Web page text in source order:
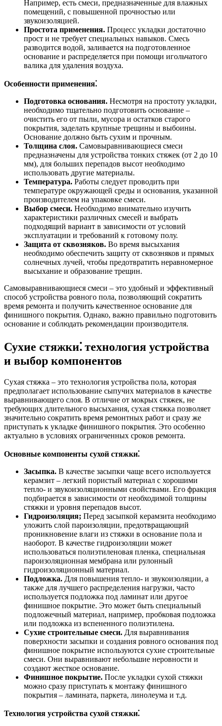
Например, есть смеси, предназначенные для влажных
помещений, с повышенной прочностью или
звукоизоляцией.
Простота применения. Процесс укладки достаточно
прост и не требует специальных навыков. Смесь
разводится водой, заливается на подготовленное
основание и распределяется при помощи игольчатого
валика для удаления воздуха.
Особенности применения⁚
Подготовка основания. Несмотря на простоту укладки,
необходимо тщательно подготовить основание –
очистить его от пыли, мусора и остатков старого
покрытия, заделать крупные трещины и выбоины.
Основание должно быть сухим и прочным.
Толщина слоя. Самовыравнивающиеся смеси
предназначены для устройства тонких стяжек (от 2 до 10
мм), для больших перепадов высот необходимо
использовать другие материалы.
Температура. Работы следует проводить при
температуре окружающей среды и основания, указанной
производителем на упаковке смеси.
Выбор смеси. Необходимо внимательно изучить
характеристики различных смесей и выбрать
подходящий вариант в зависимости от условий
эксплуатации и требований к готовому полу.
Защита от сквозняков. Во время высыхания
необходимо обеспечить защиту от сквозняков и прямых
солнечных лучей, чтобы предотвратить неравномерное
высыхание и образование трещин.
Самовыравнивающиеся смеси – это удобный и эффективный
способ устройства ровного пола, позволяющий сократить
время ремонта и получить качественное основание для
финишного покрытия. Однако, важно правильно подготовить
основание и соблюдать рекомендации производителя.
Сухие стяжки⁚ технология устройства
и выбор компонентов
Сухая стяжка – это технология устройства пола, которая
предполагает использование сыпучих материалов в качестве
выравнивающего слоя. В отличие от мокрых стяжек, не
требующих длительного высыхания, сухая стяжка позволяет
значительно сократить время ремонтных работ и сразу же
приступать к укладке финишного покрытия. Это особенно
актуально в условиях ограниченных сроков ремонта.
Основные компоненты сухой стяжки⁚
Засыпка. В качестве засыпки чаще всего используется
керамзит – легкий пористый материал с хорошими
тепло- и звукоизоляционными свойствами. Его фракция
подбирается в зависимости от необходимой толщины
стяжки и уровня перепадов высот.
Гидроизоляция; Перед засыпкой керамзита необходимо
уложить слой пароизоляции, предотвращающий
проникновение влаги из стяжки в основание пола и
наоборот. В качестве гидроизоляции может
использоваться полиэтиленовая пленка, специальная
пароизоляционная мембрана или рулонный
гидроизоляционный материал.
Подложка. Для повышения тепло- и звукоизоляции, а
также для лучшего распределения нагрузки, часто
используется подложка под ламинат или другое
финишное покрытие. Это может быть специальный
подложечный материал, например, пробковая подложка
или подложка из вспененного полиэтилена.
Сухие строительные смеси. Для выравнивания
поверхности засыпки и создания ровного основания под
финишное покрытие используются сухие строительные
смеси. Они выравнивают небольшие неровности и
создают жесткое основание.
Финишное покрытие. После укладки сухой стяжки
можно сразу приступать к монтажу финишного
покрытия – ламината, паркета, линолеума и т.д.
Технология устройства сухой стяжки⁚